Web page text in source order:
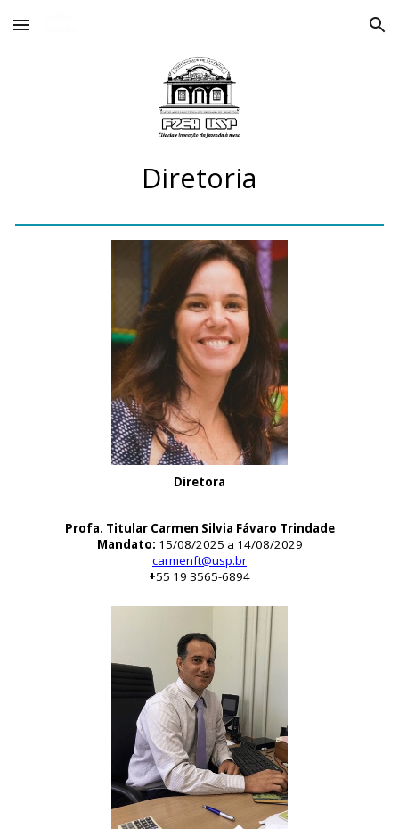
Skip to main content Skip to navigation
Diretoria
Diretora
Profa. Titular Carmen Silvia Fávaro Trindade
Mandato: 15/08/2025 a 14/08/2029
carmenft@usp.br
+55 19 3565-6894